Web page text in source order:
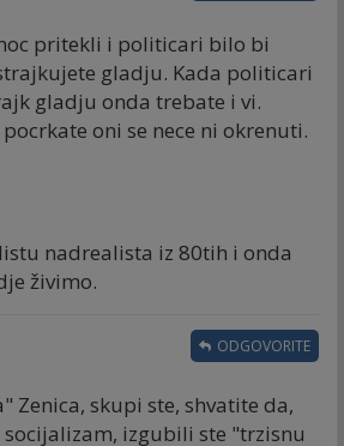
pritekli i politicari bilo bi
gladju. Kada politicari
gladju onda trebate i vi.
oni se nece ni okrenuti.
nadrealista iz 80tih i onda
živimo.
Zenica, skupi ste, shvatite da,
socijalizam, izgubili ste "trzisnu
ODGOVORITE